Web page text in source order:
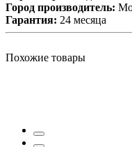
Город производитель:
Гарантия: 24 месяца
Похожие товары